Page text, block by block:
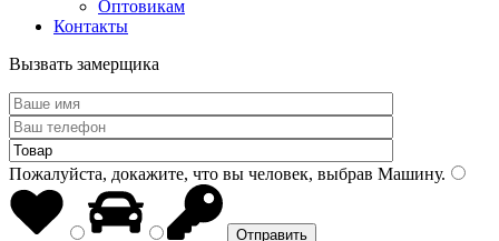
Оптовикам
Контакты
Вызвать замерщика
Пожалуйста, докажите, что вы человек, выбрав Машину.